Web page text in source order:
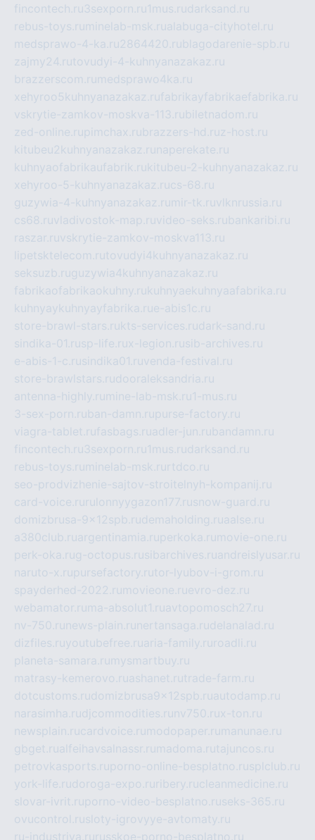
fincontech.ru3sexporn.ru1mus.rudarksand.ru
rebus-toys.ru minelab-msk.rualabuga-cityhotel.ru
medsprawo-4-ka.ru2864420.rublagodarenie-spb.ru
zajmy24.rutovudyi-4-kuhnyanazakaz.ru
brazzerscom.ru medsprawo4ka.ru
xehyroo5kuhnyanazakaz.rufabrikayfabrikaefabrika.ru
vskrytie-zamkov-moskva-113.rubiletnadom.ru
zed-online.rupimchax.rubrazzers-hd.ruz-host.ru
kitubeu2kuhnyanazakaz.ru naperekate.ru
kuhnyaofabrikaufabrik.rukitubeu-2-kuhnyanazakaz.ru
xehyroo-5-kuhnyanazakaz.rucs-68.ru
guzywia-4-kuhnyanazakaz.ru mir-tk.ruvlknrussia.ru
cs68.ruvladivostok-map.ruvideo-seks.rubankaribi.ru
raszar.ruvskrytie-zamkov-moskva113.ru
lipetsktelecom.rutovudyi4kuhnyanazakaz.ru
seksuzb.ruguzywia4kuhnyanazakaz.ru
fabrikaofabrikaokuhny.rukuhnyaekuhnyaafabrika.ru
kuhnyaykuhnyayfabrika.rue-abis1c.ru
store-brawl-stars.rukts-services.rudark-sand.ru
sindika-01.rusp-life.rux-legion.rusib-archives.ru
e-abis-1-c.rusindika01.ruvenda-festival.ru
store-brawlstars.rudooraleksandria.ru
antenna-highly.ru mine-lab-msk.ru1-mus.ru
3-sex-porn.ruban-damn.rupurse-factory.ru
viagra-tablet.rufasbags.ruadler-jun.rubandamn.ru
fincontech.ru3sexporn.ru1mus.rudarksand.ru
rebus-toys.ru minelab-msk.ru rtdco.ru
seo-prodvizhenie-sajtov-stroitelnyh-kompanij.ru
card-voice.ru rulonnyygazon177.rusnow-guard.ru
domizbrusa-9x12spb.rudemaholding.ruaalse.ru
a380club.ruargentinamia.ruperkoka.ru movie-one.ru
perk-oka.rug-octopus.rusibarchives.ruandreislyusar.ru
naruto-x.rupursefactory.rutor-lyubov-i-grom.ru
spayderhed-2022.ru movieone.ruevro-dez.ru
webamator.ru ma-absolut1.ruavtopomosch27.ru
nv-750.ru news-plain.ru nertansaga.rudelanalad.ru
dizfiles.ruyoutubefree.ruaria-family.ru roadli.ru
planeta-samara.ru mysmartbuy.ru
matrasy-kemerovo.ruashanet.rutrade-farm.ru
dotcustoms.rudomizbrusa9x12spb.ruautodamp.ru
narasimha.rudjcommodities.ru nv750.rux-ton.ru
newsplain.rucardvoice.ru modopaper.ru manunae.ru
gbget.rualfeihavsalnassr.ru madoma.rutajuncos.ru
petrovkasports.ruporno-online-besplatno.rusplclub.ru
york-life.rudoroga-expo.ru ribery.rucleanmedicine.ru
slovar-ivrit.ruporno-video-besplatno.ruseks-365.ru
ovucontrol.rusloty-igrovyye-avtomaty.ru
ru-industriya.ru russkoe-porno-besplatno.ru